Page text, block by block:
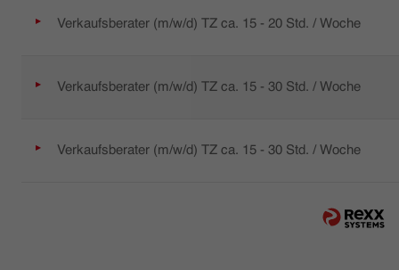
Verkaufsberater (m/w/d) TZ ca. 15 - 20 Std. / Woche
Verkaufsberater (m/w/d) TZ ca. 15 - 30 Std. / Woche
Verkaufsberater (m/w/d) TZ ca. 15 - 30 Std. / Woche